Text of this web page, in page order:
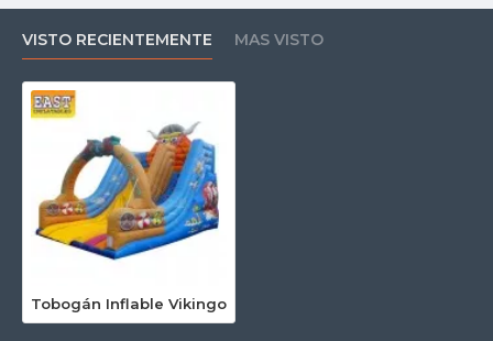
VISTO RECIENTEMENTE MAS VISTO
Tobogán Inflable Vikingo